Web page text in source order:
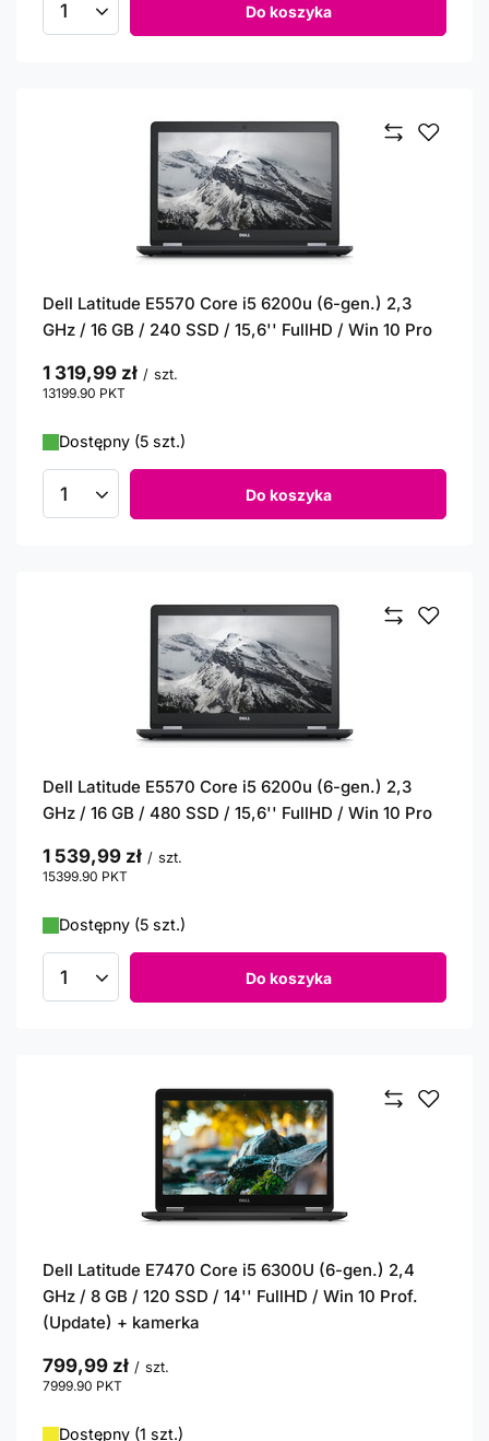
Ilość produktów Do koszyka
Dell Latitude E5570 Core i5 6200u (6-gen.) 2,3
GHz / 16 GB / 240 SSD / 15,6'' FullHD / Win 10 Pro
1 319,99 zł / szt.
13199.90 PKT
Dostępny (5 szt.)
Ilość produktów Do koszyka
Dell Latitude E5570 Core i5 6200u (6-gen.) 2,3
GHz / 16 GB / 480 SSD / 15,6'' FullHD / Win 10 Pro
1 539,99 zł / szt.
15399.90 PKT
Dostępny (5 szt.)
Ilość produktów Do koszyka
Dell Latitude E7470 Core i5 6300U (6-gen.) 2,4
GHz / 8 GB / 120 SSD / 14'' FullHD / Win 10 Prof.
(Update) + kamerka
799,99 zł / szt.
7999.90 PKT
Dostępny (1 szt.)